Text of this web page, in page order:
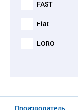
FAST
Fiat
LORO
Производитель